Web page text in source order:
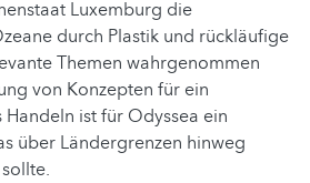
Luxemburg die
durch Plastik und rückläufige
Themen wahrgenommen
von Konzepten für ein
ist für Odyssea ein
über Ländergrenzen hinweg